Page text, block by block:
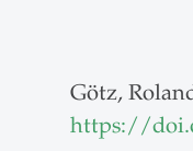
Götz,
https://